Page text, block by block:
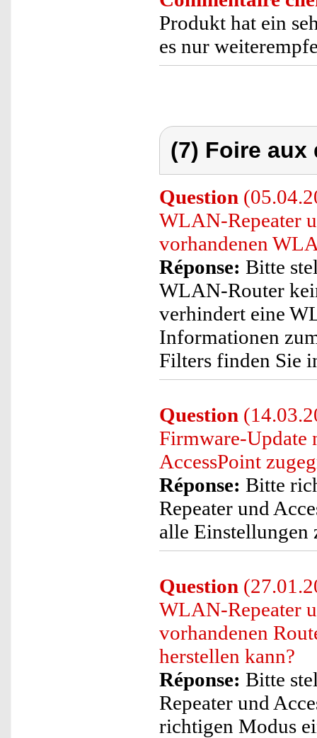
Produkt hat ein
es nur
(7) Foire
Question
WLAN-Repeater
vorhandenen
Réponse: Bitte
WLAN-Router
verhindert eine
Informationen
Filters finden Sie
Question
Firmware-Update
AccessPoint
Réponse: Bitte
Repeater und
alle Einstellungen
Question
WLAN-Repeater
vorhandenen
herstellen kann?
Réponse: Bitte
Repeater und
richtigen Modus